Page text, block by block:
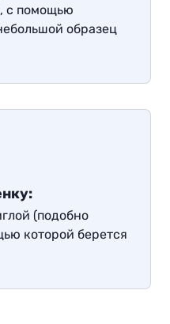
с помощью
образец
(подобно
которой берется